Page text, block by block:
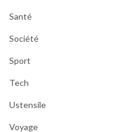
Santé
Société
Sport
Tech
Ustensile
Voyage